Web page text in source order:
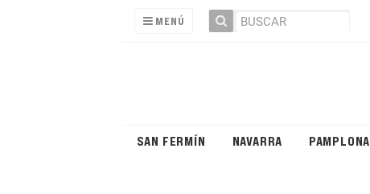
MENÚ
SAN FERMÍN NAVARRA PAMPLONA